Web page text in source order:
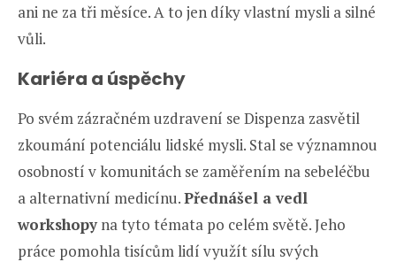
ani ne za tři měsíce. A to jen díky vlastní mysli a silné
vůli.
Kariéra a úspěchy
Po svém zázračném uzdravení se Dispenza zasvětil
zkoumání potenciálu lidské mysli. Stal se významnou
osobností v komunitách se zaměřením na sebeléčbu
a alternativní medicínu.Přednášel a vedl
workshopyna tyto témata po celém světě. Jeho
práce pomohla tisícům lidí využít sílu svých